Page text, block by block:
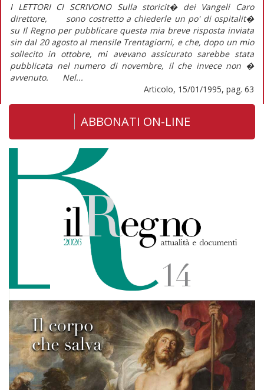
I LETTORI CI SCRIVONO Sulla storicit� dei Vangeli Caro
direttore, sono costretto a chiederle un po' di ospitalit�
su Il Regno per pubblicare questa mia breve risposta inviata
sin dal 20 agosto al mensile Trentagiorni, e che, dopo un mio
sollecito in ottobre, mi avevano assicurato sarebbe stata
pubblicata nel numero di novembre, il che invece non �
avvenuto. Nel...
Articolo, 15/01/1995, pag. 63
ABBONATI ON-LINE